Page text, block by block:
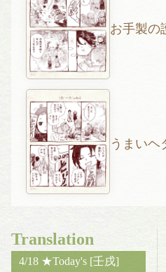
お手製の
うまいヘ
Translation
4/18 ★Today's [壬戌]